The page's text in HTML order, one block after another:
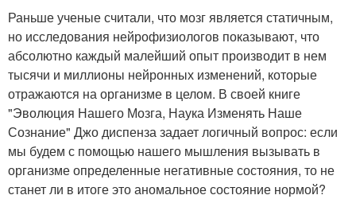
Раньше ученые считали, что мозг является статичным,
но исследования нейрофизиологов показывают, что
абсолютно каждый малейший опыт производит в нем
тысячи и миллионы нейронных изменений, которые
отражаются на организме в целом. В своей книге
"Эволюция Нашего Мозга, Наука Изменять Наше
Сознание" Джо диспенза задает логичный вопрос: если
мы будем с помощью нашего мышления вызывать в
организме определенные негативные состояния, то не
станет ли в итоге это аномальное состояние нормой?